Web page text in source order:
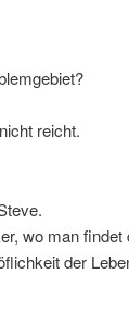
reicht.
wo man
der